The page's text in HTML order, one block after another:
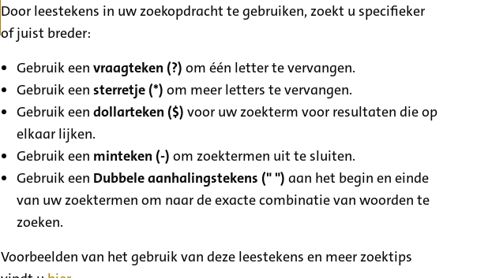
Door leestekens in uw zoekopdracht te gebruiken, zoekt u specifieker
of juist breder:
Gebruik eenvraagteken (?) om één letter te vervangen.
Gebruik eensterretje (*) om meer letters te vervangen.
Gebruik eendollarteken ($) voor uw zoekterm voor resultaten die op
elkaar lijken.
Gebruik een minteken (-) om zoektermen uit te sluiten.
Gebruik een Dubbele aanhalingstekens (" ") aan het begin en einde
van uw zoektermen om naar de exacte combinatie van woorden te
zoeken.
Voorbeelden van het gebruik van deze leestekens en meer zoektips